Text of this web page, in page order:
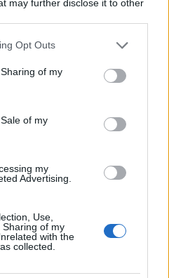
may further disclose it to other
app uses one or more Google
behaviour. You may click to
and its third-party tags to
purposes in below Google
Opt Outs
of my
of my
my
Advertising.
Use,
of my
with the
collected.